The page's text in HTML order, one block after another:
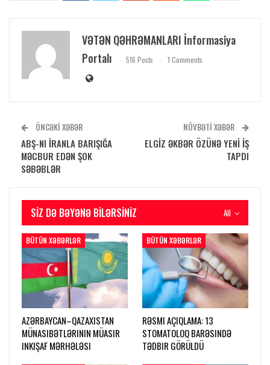
VƏTƏN QƏHRƏMANLARI İnformasiya
Portalı
516 Posts 1 Comments
ÖNCƏKI XƏBƏR
ABŞ-NI İRANLA BARIŞIĞA
MƏCBUR EDƏN ŞOK
SƏBƏBLƏR
NÖVBƏTI XƏBƏR
ELGİZ ƏKBƏR ÖZÜNƏ YENİ İŞ
TAPDI
All
SIZ DƏ BƏYƏNƏ BILƏRSINIZ
BÜTÜN XƏBƏRLƏR
AZƏRBAYCAN–QAZAXISTAN
MÜNASIBƏTLƏRININ MÜASIR
INKIŞAF MƏRHƏLƏSI
BÜTÜN XƏBƏRLƏR
RƏSMI AÇIQLAMA: 13
STOMATOLOQ BARƏSINDƏ
TƏDBIR GÖRÜLDÜ